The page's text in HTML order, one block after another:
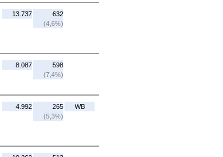
13.737
632
(4,6%)
8.087
598
(7,4%)
4.992
265
(5,3%)
WB